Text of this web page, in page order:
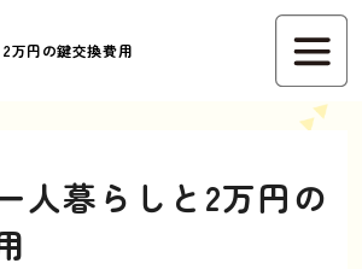
万円の鍵交換費用
人暮らしと2万円の